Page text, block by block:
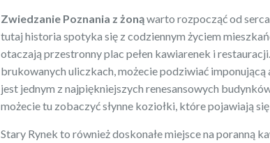
Zwiedzanie Poznania z żonąwarto rozpocząć od
tutaj historia spotyka się z codziennym życiem
otaczają przestronny plac pełen kawiarenek i
brukowanych uliczkach, możecie podziwiać
jest jednym z najpiękniejszych renesansowych
możecie tu zobaczyć słynne koziołki, które pojawiają
Stary Rynek to również doskonałe miejsce na poranną